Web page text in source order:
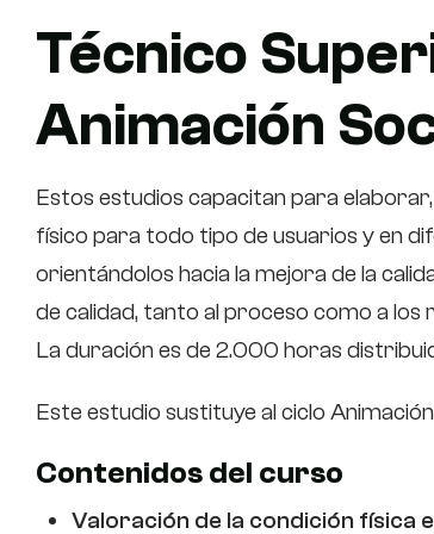
Técnico
Animación
Estos estudios capacitan para
físico para todo tipo de usuarios y en
orientándolos hacia la mejora de la
de calidad, tanto al proceso como a los
La duración es de 2.000 horas
Este estudio sustituye al ciclo
Contenidos del curso
Valoración de la condición física